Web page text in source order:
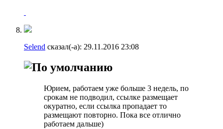
Selend сказал(-а): 29.11.2016 23:08
Юрием, работаем уже больше 3 недель, по
срокам не подводил, ссылке размещает
окуратно, если ссылка пропадает то
размещают повторно. Пока все отлично
работаем дальше)